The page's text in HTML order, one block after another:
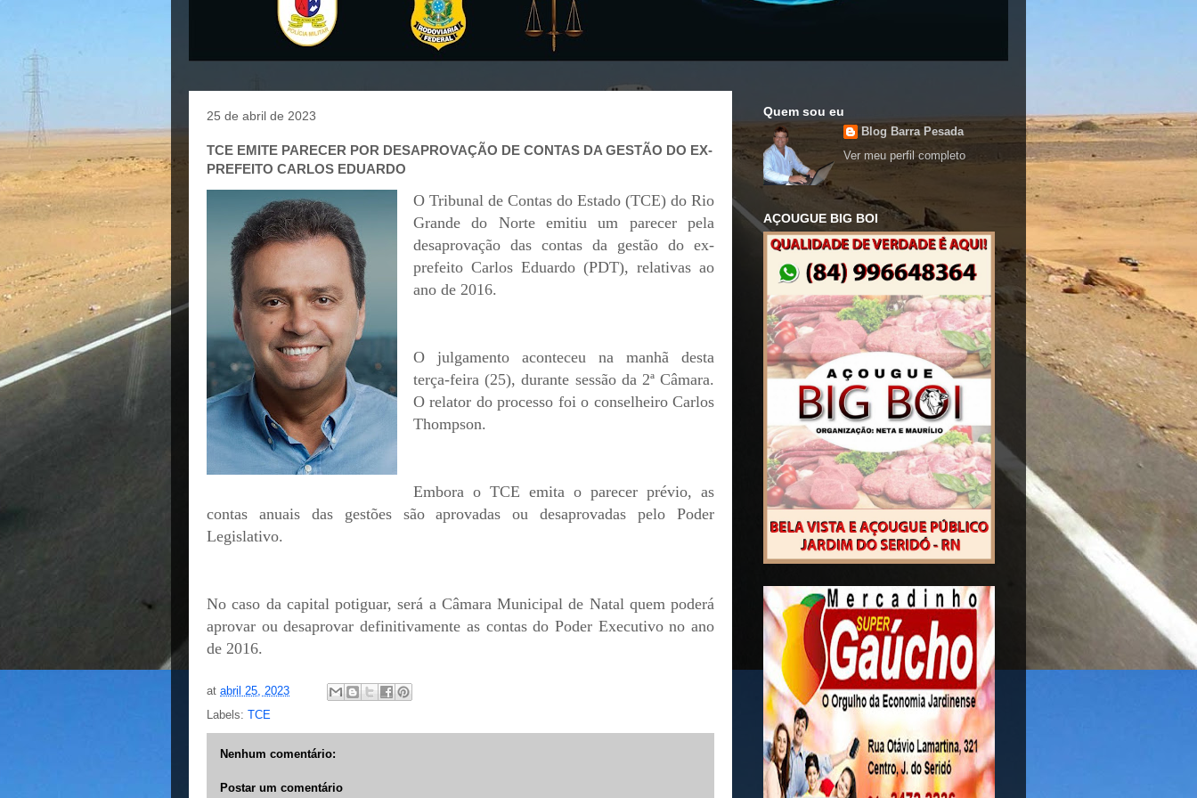
25 de abril de 2023
TCE EMITE PARECER POR DESAPROVAÇÃO DE CONTAS DA GESTÃO DO EX-
PREFEITO CARLOS EDUARDO
O Tribunal de Contas do Estado (TCE) do Rio
Grande do Norte emitiu um parecer pela
desaprovação das contas da gestão do ex-
prefeito Carlos Eduardo (PDT), relativas ao
ano de 2016.
O julgamento aconteceu na manhã desta
terça-feira (25), durante sessão da 2ª Câmara.
O relator do processo foi o conselheiro Carlos
Thompson.
Embora o TCE emita o parecer prévio, as
contas anuais das gestões são aprovadas ou desaprovadas pelo Poder
Legislativo.
No caso da capital potiguar, será a Câmara Municipal de Natal quem poderá
aprovar ou desaprovar definitivamente as contas do Poder Executivo no ano
de 2016.
at abril 25, 2023
Labels: TCE
Nenhum comentário:
Postar um comentário
Quem sou eu
Blog Barra Pesada
Ver meu perfil completo
AÇOUGUE BIG BOI